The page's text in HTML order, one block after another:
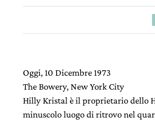
Oggi, 10 Dicembre 1973
The Bowery, New York City
Hilly Kristal è il proprietario dello
minuscolo luogo di ritrovo nel